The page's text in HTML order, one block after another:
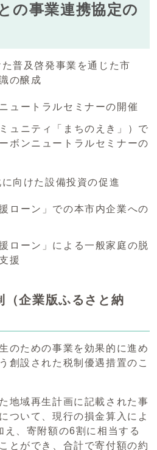
の事業連携協定の
普及啓発事業を通じた市
の醸成
ュートラルセミナーの開催
ュニティ「まちのえき」）で
ボンニュートラルセミナーの
向けた設備投資の促進
ローン」での本市内企業への
ローン」による一般家庭の脱
援
（企業版ふるさと納
のための事業を効果的に進め
創設された税制優遇措置のこ
地域再生計画に記載された事
ついて、現行の損金算入によ
え、寄附額の6割に相当する
とができ、合計で寄付額の約